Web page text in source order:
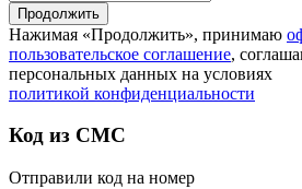
Продолжить
Нажимая «Продолжить», принимаю
пользовательское соглашение,
персональных данных на условиях
политикой конфиденциальности
Код из СМС
Отправили код на номер